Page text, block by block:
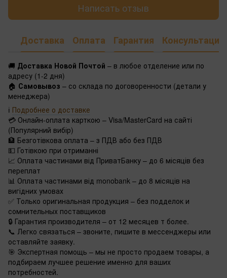
Написать отзыв
Доставка Оплата Гарантия Консультация
🚚 Доставка Новой Почтой – в любое отделение или по
адресу (1-2 дня)
🏠 Самовывоз – со склада по договоренности (детали у
менеджера)
ℹ️ Подробнее о доставке
💳 Онлайн-оплата карткою – Visa/MasterCard на сайті
(Популярний вибір)
🏦 Безготівкова оплата – з ПДВ або без ПДВ
💵 Готівкою при отриманні
📈 Оплата частинами від ПриватБанку – до 6 місяців без
переплат
📊 Оплата частинами від monobank – до 8 місяців на
вигідних умовах
✅ Только оригинальная продукция – без подделок и
сомнительных поставщиков
🔒 Гарантия производителя – от 12 месяцев т более.
📞 Легко связаться – звоните, пишите в мессенджеры или
оставляйте заявку.
🎯 Экспертная помощь – мы не просто продаем товары, а
подбираем лучшее решение именно для ваших
потребностей.